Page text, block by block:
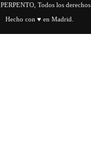
Todos los derechos
Hecho con ♥ en Madrid.